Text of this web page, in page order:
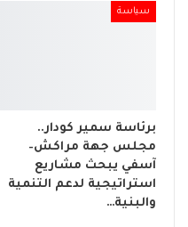
سياسة
برئاسة سمير كودار..
مجلس جهة مراكش–
آسفي يبحث مشاريع
استراتيجية لدعم التنمية
والبنية…